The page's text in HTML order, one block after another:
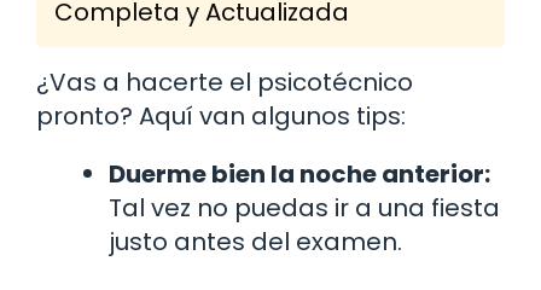
Completa y Actualizada
¿Vas a hacerte el psicotécnico
pronto? Aquí van algunos tips:
Duerme bien la noche anterior:
Tal vez no puedas ir a una fiesta
justo antes del examen.